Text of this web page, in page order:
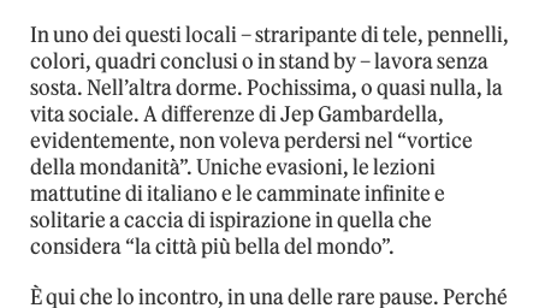
In uno dei questi locali – straripante di tele, pennelli,
colori, quadri conclusi o in stand by – lavora senza
sosta. Nell’altra dorme. Pochissima, o quasi nulla, la
vita sociale. A differenze di Jep Gambardella,
evidentemente, non voleva perdersi nel “vortice
della mondanità”. Uniche evasioni, le lezioni
mattutine di italiano e le camminate infinite e
solitarie a caccia di ispirazione in quella che
considera “la città più bella del mondo”.
È qui che lo incontro, in una delle rare pause. Perché